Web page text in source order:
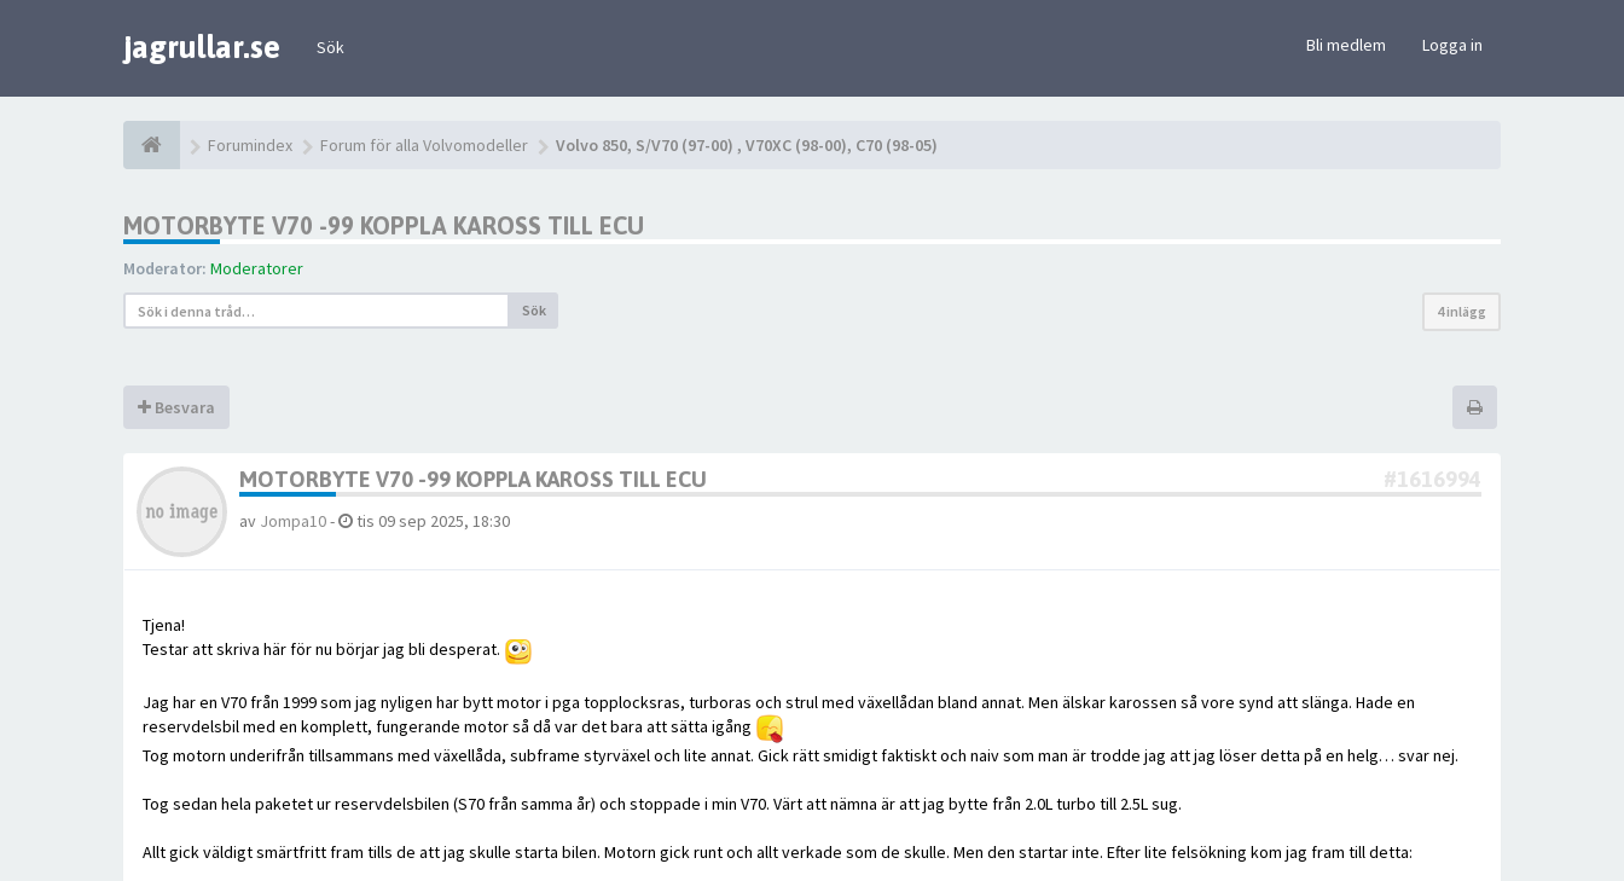
jagrullar.se Sök Bli medlem Logga in
Forumindex Forum för alla Volvomodeller Volvo 850, S/V70 (97-00) , V70XC (98-00), C70 (98-05)
MOTORBYTE V70 -99 KOPPLA KAROSS TILL ECU
Moderator: Moderatorer
Sök 4 inlägg
Besvara
MOTORBYTE V70 -99 KOPPLA KAROSS TILL ECU #1616994
av Jompa10- tis 09 sep 2025, 18:30
Tjena!
Testar att skriva här för nu börjar jag bli desperat.
Jag har en V70 från 1999 som jag nyligen har bytt motor i pga topplocksras, turboras och strul med växellådan bland annat. Men älskar karossen så vore synd att slänga. Hade en
reservdelsbil med en komplett, fungerande motor så då var det bara att sätta igång
Tog motorn underifrån tillsammans med växellåda, subframe styrväxel och lite annat. Gick rätt smidigt faktiskt och naiv som man är trodde jag att jag löser detta på en helg… svar nej.
Tog sedan hela paketet ur reservdelsbilen (S70 från samma år) och stoppade i min V70. Värt att nämna är att jag bytte från 2.0L turbo till 2.5L sug.
Allt gick väldigt smärtfritt fram tills de att jag skulle starta bilen. Motorn gick runt och allt verkade som de skulle. Men den startar inte. Efter lite felsökning kom jag fram till detta: